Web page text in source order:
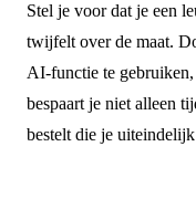
Stel je voor dat je een
twijfelt over de maat.
AI-functie te
bespaart je niet alleen
bestelt die je